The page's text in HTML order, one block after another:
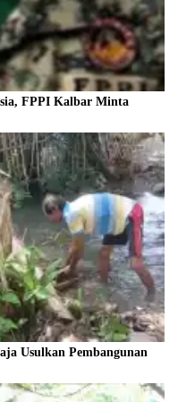
FPPI Kalbar Minta
Usulkan Pembangunan